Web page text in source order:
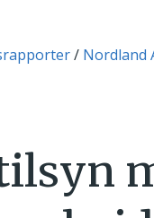
Nordland